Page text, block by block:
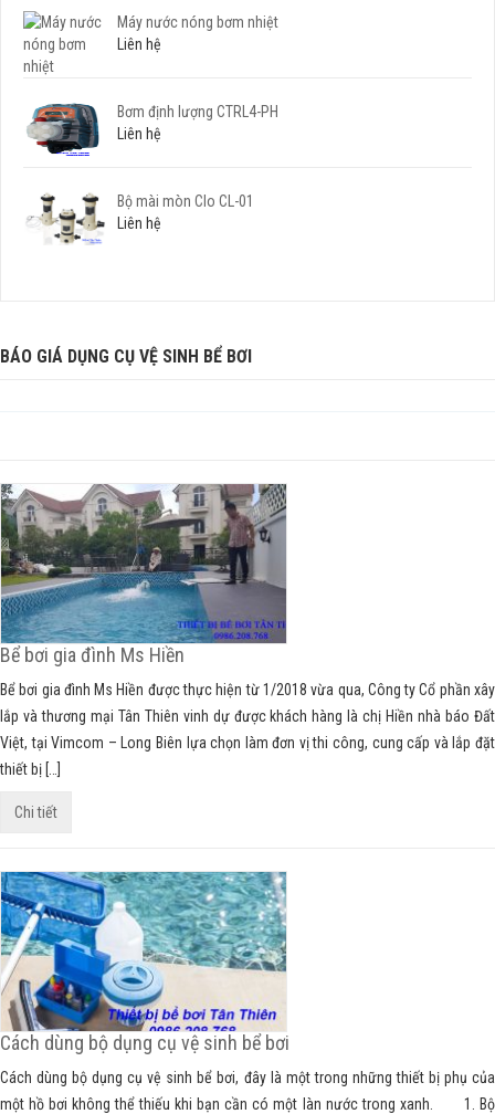
Máy nước nóng bơm nhiệt
Liên hệ
Bơm định lượng CTRL4-PH
Liên hệ
Bộ mài mòn Clo CL-01
Liên hệ
BÁO GIÁ DỤNG CỤ VỆ SINH BỂ BƠI
Bể bơi gia đình Ms Hiền
Bể bơi gia đình Ms Hiền được thực hiện từ 1/2018 vừa qua, Công ty Cổ phần xây
lắp và thương mại Tân Thiên vinh dự được khách hàng là chị Hiền nhà báo Đất
Việt, tại Vimcom – Long Biên lựa chọn làm đơn vị thi công, cung cấp và lắp đặt
thiết bị […]
Chi tiết
Cách dùng bộ dụng cụ vệ sinh bể bơi
Cách dùng bộ dụng cụ vệ sinh bể bơi, đây là một trong những thiết bị phụ của
một hồ bơi không thể thiếu khi bạn cần có một làn nước trong xanh. 1. Bộ